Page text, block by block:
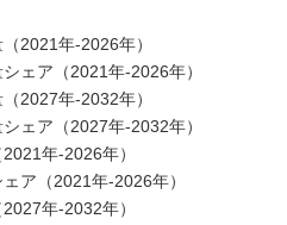
2021年-2026年）
ェア（2021年-2026年）
2027年-2032年）
ェア（2027年-2032年）
年-2026年）
ア（2021年-2026年）
年-2032年）